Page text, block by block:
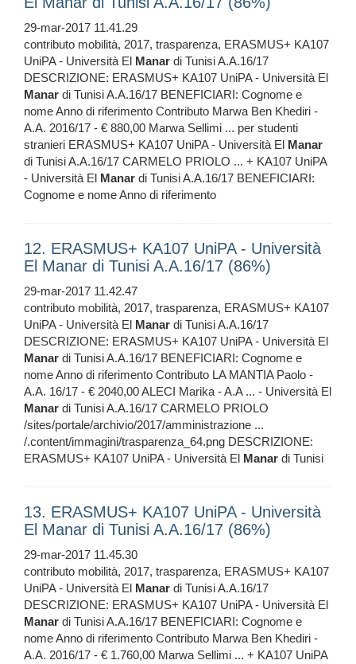
29-mar-2017 11.41.29
contributo mobilità, 2017, trasparenza, ERASMUS+ KA107
UniPA - Università El Manar di Tunisi A.A.16/17
DESCRIZIONE: ERASMUS+ KA107 UniPA - Università El
Manar di Tunisi A.A.16/17 BENEFICIARI: Cognome e
nome Anno di riferimento Contributo Marwa Ben Khediri -
A.A. 2016/17 - € 880,00 Marwa Sellimi ... per studenti
stranieri ERASMUS+ KA107 UniPA - Università El Manar
di Tunisi A.A.16/17 CARMELO PRIOLO ... + KA107 UniPA
- Università El Manar di Tunisi A.A.16/17 BENEFICIARI:
Cognome e nome Anno di riferimento
12. ERASMUS+ KA107 UniPA - Università
El Manar di Tunisi A.A.16/17 (86%)
29-mar-2017 11.42.47
contributo mobilità, 2017, trasparenza, ERASMUS+ KA107
UniPA - Università El Manar di Tunisi A.A.16/17
DESCRIZIONE: ERASMUS+ KA107 UniPA - Università El
Manar di Tunisi A.A.16/17 BENEFICIARI: Cognome e
nome Anno di riferimento Contributo LA MANTIA Paolo -
A.A. 16/17 - € 2040,00 ALECI Marika - A.A ... - Università El
Manar di Tunisi A.A.16/17 CARMELO PRIOLO
/sites/portale/archivio/2017/amministrazione ...
/.content/immagini/trasparenza_64.png DESCRIZIONE:
ERASMUS+ KA107 UniPA - Università El Manar di Tunisi
13. ERASMUS+ KA107 UniPA - Università
El Manar di Tunisi A.A.16/17 (86%)
29-mar-2017 11.45.30
contributo mobilità, 2017, trasparenza, ERASMUS+ KA107
UniPA - Università El Manar di Tunisi A.A.16/17
DESCRIZIONE: ERASMUS+ KA107 UniPA - Università El
Manar di Tunisi A.A.16/17 BENEFICIARI: Cognome e
nome Anno di riferimento Contributo Marwa Ben Khediri -
A.A. 2016/17 - € 1.760,00 Marwa Sellimi ... + KA107 UniPA